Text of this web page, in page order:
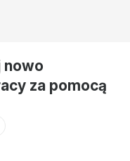
nowo
za pomocą